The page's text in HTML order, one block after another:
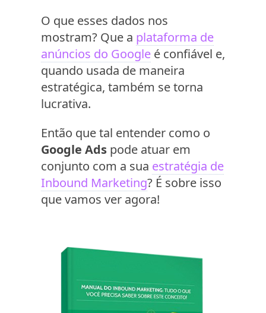
O que esses dados nos
mostram? Que a plataforma de
anúncios do Google é confiável e,
quando usada de maneira
estratégica, também se torna
lucrativa.
Então que tal entender como o
Google Ads pode atuar em
conjunto com a sua estratégia de
Inbound Marketing? É sobre isso
que vamos ver agora!